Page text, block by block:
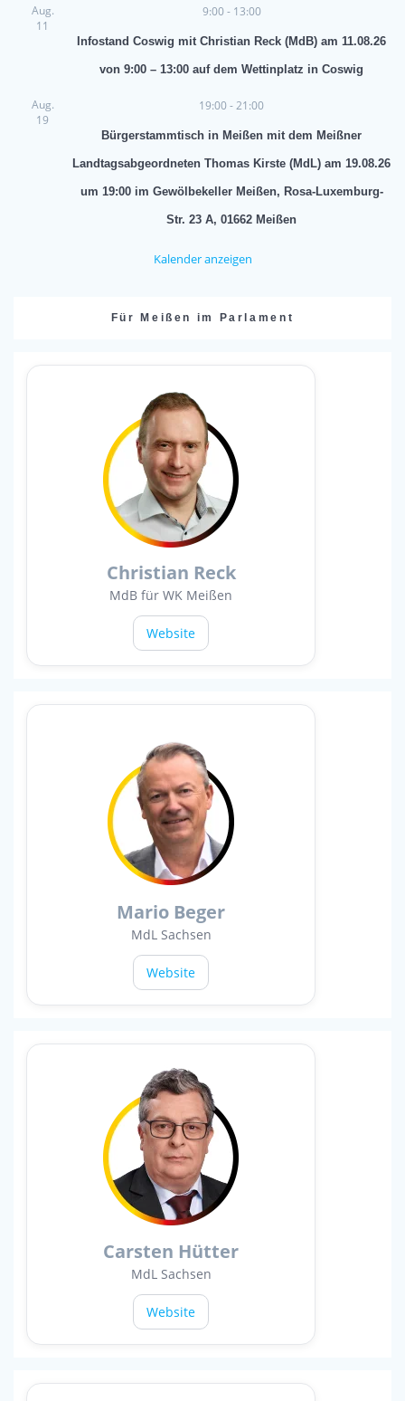
Aug.
11
9:00- 13:00
Infostand Coswig mit Christian Reck (MdB) am 11.08.26
von 9:00 – 13:00 auf dem Wettinplatz in Coswig
Aug.
19
19:00-21:00
Bürgerstammtisch in Meißen mit dem Meißner
Landtagsabgeordneten Thomas Kirste (MdL) am 19.08.26
um 19:00 im Gewölbekeller Meißen, Rosa-Luxemburg-
Str. 23 A, 01662 Meißen
Kalender anzeigen
Für Meißen im Parlament
Christian Reck
MdB für WK Meißen
Website
Mario Beger
MdL Sachsen
Website
Carsten Hütter
MdL Sachsen
Website